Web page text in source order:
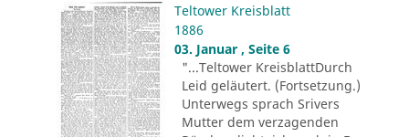
Teltower Kreisblatt
1886
03. Januar , Seite 6
"...Teltower KreisblattDurch
Leid geläutert. (Fortsetzung.)
Unterwegs sprach Srivers
Mutter dem verzagenden